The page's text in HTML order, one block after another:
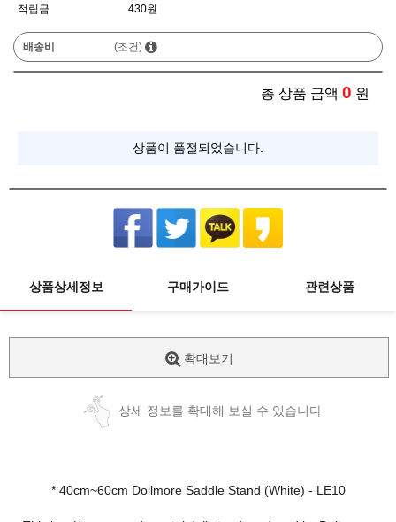
적립금 430원
배송비 (조건)
총 상품 금액 0 원
상품이 품절되었습니다.
상품상세정보 구매가이드 관련상품
확대보기
상세 정보를 확대해 보실 수 있습니다
* 40cm~60cm Dollmore Saddle Stand (White) - LE10